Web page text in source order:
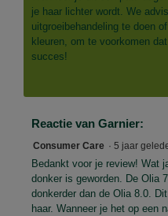
je haar lichter wordt. We
uitgroeibehandeling te doen
kleuren, om te voorkomen
succes!
Reactie van Garnier:
Consumer Care · 5 jaar
Bedankt voor je review! Wat
donker is geworden. De Olia
donkerder dan de Olia 8.0.
haar. Wanneer je het op een